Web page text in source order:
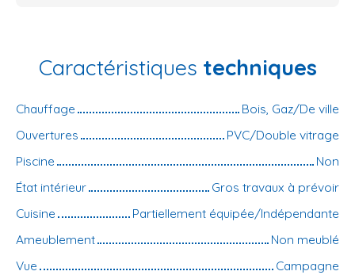
Caractéristiques techniques
Chauffage
Bois, Gaz/De ville
Ouvertures
PVC/Double vitrage
Piscine
Non
État intérieur
Gros travaux à prévoir
Cuisine
Partiellement équipée/Indépendante
Ameublement
Non meublé
Vue
Campagne